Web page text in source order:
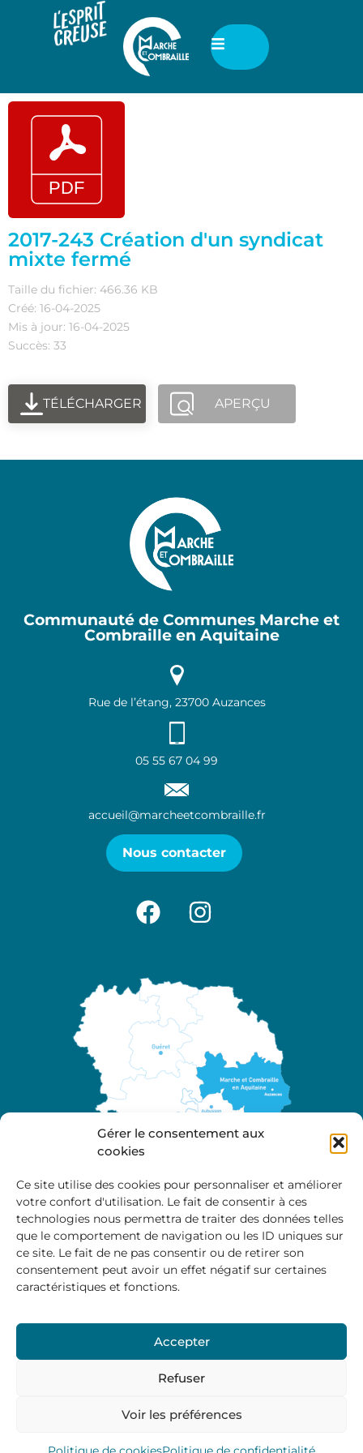
Gérer le consentement aux
cookies
Ce site utilise des cookies pour personnaliser et améliorer
votre confort d'utilisation. Le fait de consentir à ces
technologies nous permettra de traiter des données telles
que le comportement de navigation ou les ID uniques sur
ce site. Le fait de ne pas consentir ou de retirer son
consentement peut avoir un effet négatif sur certaines
caractéristiques et fonctions.
Accepter
Refuser
Voir les préférences
2017-243 Création d'un syndicat
mixte fermé
Taille du fichier: 466.36 KB
Créé: 16-04-2025
Mis à jour: 16-04-2025
Succès: 33
TÉLÉCHARGER APERÇU
Communauté de Communes Marche et
Combraille en Aquitaine
Rue de l’étang, 23700 Auzances
05 55 67 04 99
accueil@marcheetcombraille.fr
Nous contacter
A propos
Site officiel de la Communauté de Communes
Marche et Combraille en Aquitaine
Horaires d’ouverture :
9:00 – 12:00 / 14:00 – 17:00
Vendredi: 9:00 – 12:00
Mentions Légales–Politique des cookies
Marche et Combraille